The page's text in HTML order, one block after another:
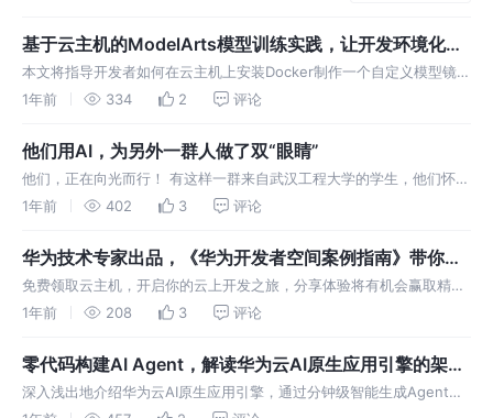
基于云主机的ModelArts模型训练实践，让开发环境化繁
为简
本文将指导开发者如何在云主机上安装Docker制作一个自定义模型镜像
并在ModelArts平台使用这个镜像作模型训练。
1年前 334 2 评论
他们用AI，为另外一群人做了双“眼睛”
他们，正在向光而行！ 有这样一群来自武汉工程大学的学生，他们怀揣
着对科技的热爱与对社会的关怀，通过智能设备帮助视障人群打破黑暗
1年前 402 3 评论
华为技术专家出品，《华为开发者空间案例指南》带你玩
转云上20+场景应用开发
免费领取云主机，开启你的云上开发之旅，分享体验将有机会赢取精美
礼品。 关键词：开发者空间、AI、鲲鹏、Serverless
1年前 208 3 评论
零代码构建AI Agent，解读华为云AI原生应用引擎的架构
与实践
深入浅出地介绍华为云AI原生应用引擎，通过分钟级智能生成Agent应